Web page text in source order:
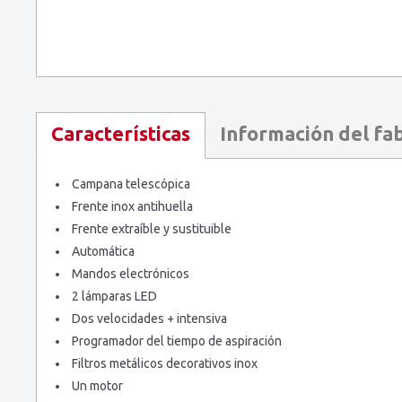
Características Información del
Campana telescópica
Frente inox antihuella
Frente extraíble y sustituible
Automática
Mandos electrónicos
2 lámparas LED
Dos velocidades + intensiva
Programador del tiempo de aspiración
Filtros metálicos decorativos inox
Un motor